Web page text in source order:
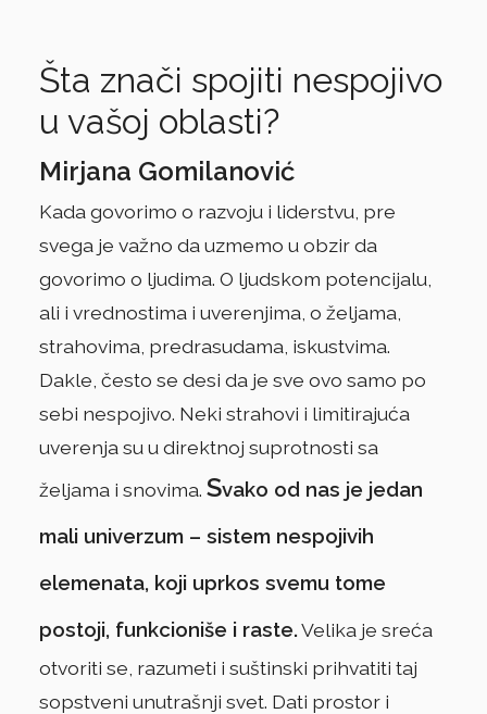
Šta znači spojiti nespojivo
u vašoj oblasti?
Mirjana Gomilanović
Kada govorimo o razvoju i liderstvu, pre
svega je važno da uzmemo u obzir da
govorimo o ljudima. O ljudskom potencijalu,
ali i vrednostima i uverenjima, o željama,
strahovima, predrasudama, iskustvima.
Dakle, često se desi da je sve ovo samo po
sebi nespojivo. Neki strahovi i limitirajuća
uverenja su u direktnoj suprotnosti sa
željama i snovima. Svako od nas je jedan
mali univerzum – sistem nespojivih
elemenata, koji uprkos svemu tome
postoji, funkcioniše i raste.Velika je sreća
otvoriti se, razumeti i suštinski prihvatiti taj
sopstveni unutrašnji svet. Dati prostor i